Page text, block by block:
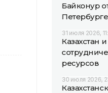
Байконур
Петербурге
31 июля 2026,
Казахстан
ресурсов
30 июля 2026,